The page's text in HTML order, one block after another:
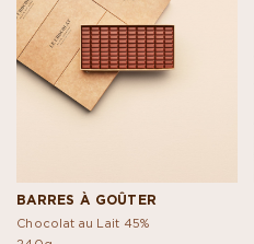
BARRES À GOÛTER
Chocolat au Lait 45%